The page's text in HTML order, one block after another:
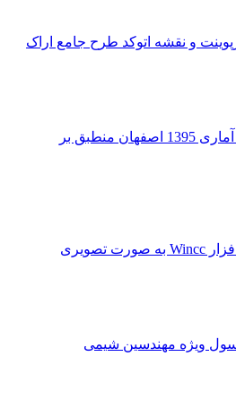
ژئودیتابیس بلوک های آماری 1395 اصفهان منطبق بر
مهندسین شیمی